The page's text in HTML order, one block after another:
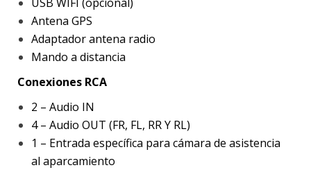
Antena GPS
Adaptador antena radio
Mando a distancia
Conexiones RCA
2 – Audio IN
4 – Audio OUT (FR, FL, RR Y RL)
1 – Entrada específica para cámara de asistencia
al aparcamiento